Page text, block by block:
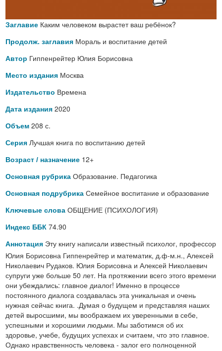
Заглавие Каким человеком вырастет ваш ребёнок?
Продолж. заглавия Мораль и воспитание детей
Автор Гиппенрейтер Юлия Борисовна
Место издания Москва
Издательство Времена
Дата издания 2020
Объем 208 с.
Серия Лучшая книга по воспитанию детей
Возраст / назначение 12+
Основная рубрика Образование. Педагогика
Основная подрубрика Семейное воспитание и образование
Ключевые слова ОБЩЕНИЕ (ПСИХОЛОГИЯ)
Индекс ББК 74.90
Аннотация Эту книгу написали известный психолог, профессор
Юлия Борисовна Гиппенрейтер и математик, д.ф-м.н., Алексей
Николаевич Рудаков. Юлия Борисовна и Алексей Николаевич
супруги уже больше 50 лет. На протяжении всего этого времени
они убеждались: главное диалог! Именно в процессе
постоянного диалога создавалась эта уникальная и очень
нужная сейчас книга. .Думая о будущем и представляя наших
детей выросшими, мы воображаем их уверенными в себе,
успешными и хорошими людьми. Мы заботимся об их
здоровье, учебе, будущих успехах и считаем, что это главное.
Однако нравственность человека - залог его полноценной